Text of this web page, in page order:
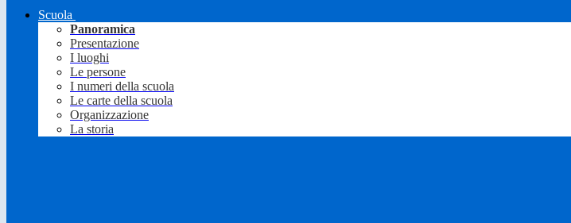
Scuola
Panoramica
Presentazione
I luoghi
Le persone
I numeri della scuola
Le carte della scuola
Organizzazione
La storia